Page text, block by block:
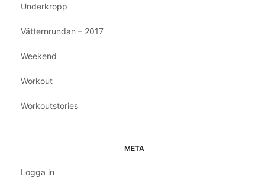
Underkropp
Vätternrundan – 2017
Weekend
Workout
Workoutstories
META
Logga in